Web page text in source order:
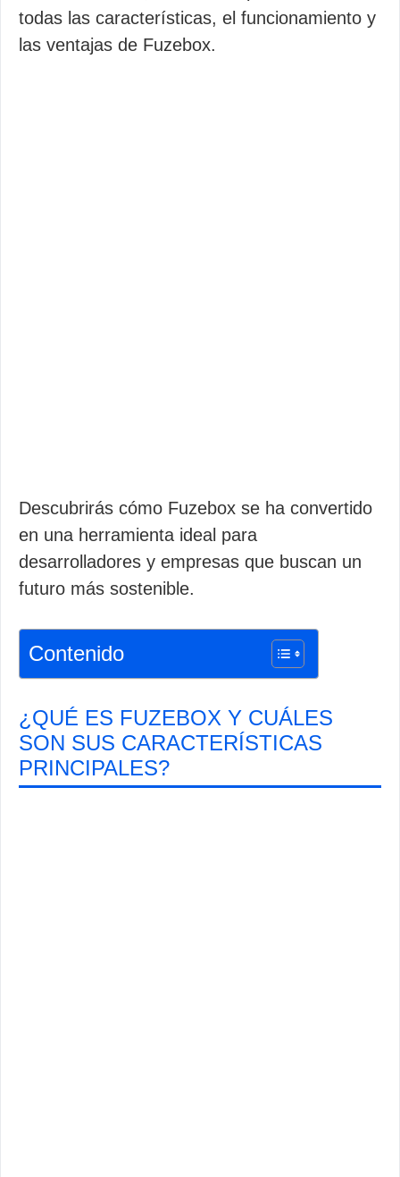
todas las características, el funcionamiento y
las ventajas de Fuzebox.
Descubrirás cómo Fuzebox se ha convertido
en una herramienta ideal para
desarrolladores y empresas que buscan un
futuro más sostenible.
Contenido
¿QUÉ ES FUZEBOX Y CUÁLES
SON SUS CARACTERÍSTICAS
PRINCIPALES?